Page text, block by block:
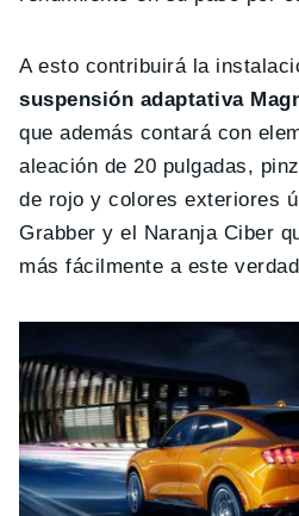
A esto contribuirá la
suspensión adaptativa
que además contará con
aleación de 20 pulgadas,
de rojo y colores exteriores
Grabber y el Naranja Ciber
más fácilmente a este